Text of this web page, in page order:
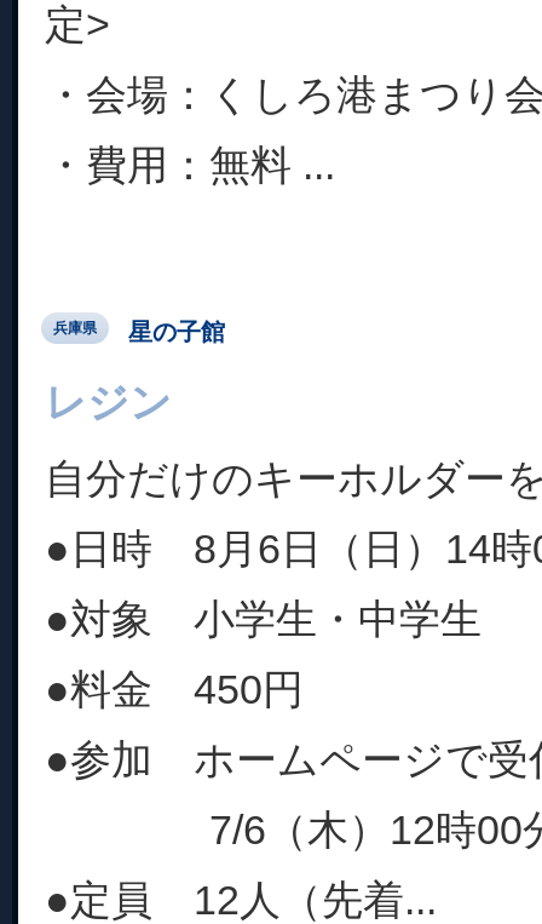
定>
・会場：くしろ港まつり
・費用：無料 ...
兵庫県 星の子館
レジン
自分だけのキーホルダー
●日時 8月6日（日）14時
●対象 小学生・中学生
●料金 450円
●参加 ホームページで受
7/6（木）12時00
●定員 12人（先着...